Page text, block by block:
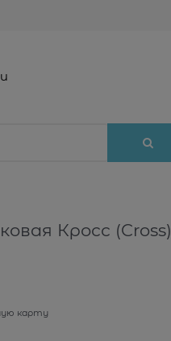
Кросс (Cross)
карту